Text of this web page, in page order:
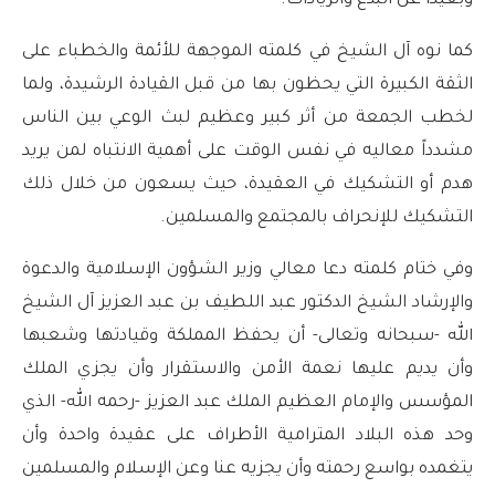
كما نوه آل الشيخ في كلمته الموجهة للأئمة والخطباء على
الثقة الكبيرة التي يحظون بها من قبل القيادة الرشيدة، ولما
لخطب الجمعة من أثر كبير وعظيم لبث الوعي بين الناس
مشدداً معاليه في نفس الوقت على أهمية الانتباه لمن يريد
هدم أو التشكيك في العقيدة، حيث يسعون من خلال ذلك
التشكيك للإنحراف بالمجتمع والمسلمين.
وفي ختام كلمته دعا معالي وزير الشؤون الإسلامية والدعوة
والإرشاد الشيخ الدكتور عبد اللطيف بن عبد العزيز آل الشيخ
الله -سبحانه وتعالى- أن يحفظ المملكة وقيادتها وشعبها
وأن يديم عليها نعمة الأمن والاستقرار وأن يجزي الملك
المؤسس والإمام العظيم الملك عبد العزيز -رحمه الله- الذي
وحد هذه البلاد المترامية الأطراف على عقيدة واحدة وأن
يتغمده بواسع رحمته وأن يجزيه عنا وعن الإسلام والمسلمين